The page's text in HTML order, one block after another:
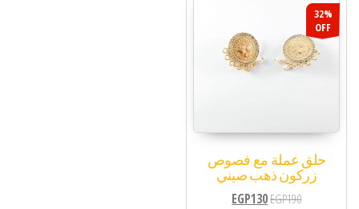
32%
OFF
حلق عملة مع فصوص
زركون ذهب صيني
EGP190
EGP130